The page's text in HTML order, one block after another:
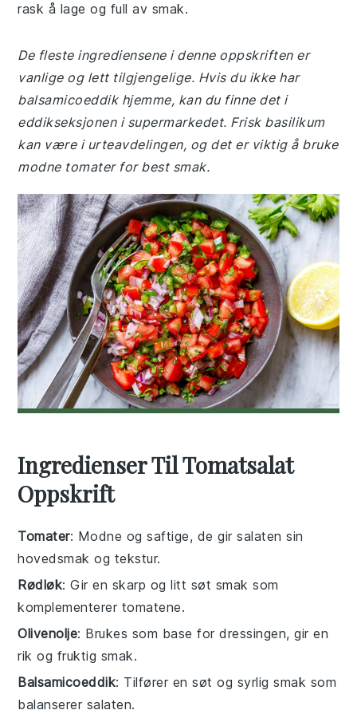
rask å lage og full av smak.
De fleste ingrediensene i denne oppskriften er
vanlige og lett tilgjengelige. Hvis du ikke har
balsamicoeddik hjemme, kan du finne det i
eddikseksjonen i supermarkedet. Frisk basilikum
kan være i urteavdelingen, og det er viktig å bruke
modne tomater for best smak.
Ingredienser Til Tomatsalat
Oppskrift
Tomater: Modne og saftige, de gir salaten sin
hovedsmak og tekstur.
Rødløk: Gir en skarp og litt søt smak som
komplementerer tomatene.
Olivenolje: Brukes som base for dressingen, gir en
rik og fruktig smak.
Balsamicoeddik: Tilfører en søt og syrlig smak som
balanserer salaten.